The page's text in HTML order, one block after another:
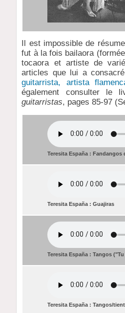
Il est impossible de
fut à la fois bailaora
tocaora et artiste de
articles que lui a
guitarrista, artista
également consulter le
guitarristas, pages 85-97
Teresita España : Fandangos
Teresita España : Guajiras
Teresita España : Tangos
Teresita España : Tangos/